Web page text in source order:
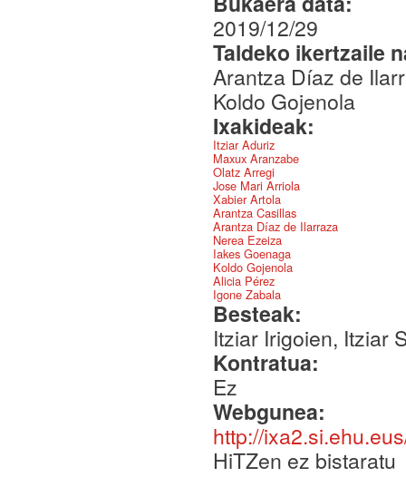
2019/12/29
Taldeko ikertzaile
Arantza Díaz de
Koldo Gojenola
Ixakideak:
Itziar Aduriz
Maxux Aranzabe
Olatz Arregi
Jose Mari Arriola
Xabier Artola
Arantza Casillas
Arantza Díaz de Ilarraza
Nerea Ezeiza
Iakes Goenaga
Koldo Gojenola
Alicia Pérez
Igone Zabala
Besteak:
Itziar Irigoien, Itziar
Kontratua:
Ez
Webgunea:
http://
HiTZen ez bistaratu